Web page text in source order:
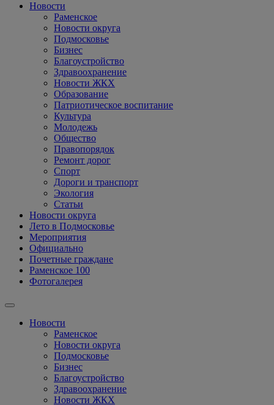
Новости
Раменское
Новости округа
Подмосковье
Бизнес
Благоустройство
Здравоохранение
Новости ЖКХ
Образование
Патриотическое воспитание
Культура
Молодежь
Общество
Правопорядок
Ремонт дорог
Спорт
Дороги и транспорт
Экология
Статьи
Новости округа
Лето в Подмосковье
Мероприятия
Официально
Почетные граждане
Раменское 100
Фотогалерея
Новости
Раменское
Новости округа
Подмосковье
Бизнес
Благоустройство
Здравоохранение
Новости ЖКХ